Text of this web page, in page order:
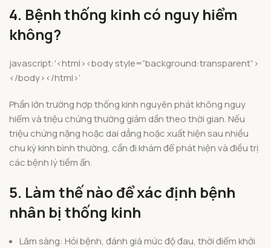
4. Bệnh thống kinh có nguy hiểm
không?
javascript:'<html><body style=”background:transparent”>
</body></html>’
Phần lớn trường hợp thống kinh nguyên phát không nguy
hiểm và triệu chứng thường giảm dần theo thời gian. Nếu
triệu chứng nặng hoặc dai dẳng hoặc xuất hiện sau nhiều
chu kỳ kinh bình thường, cần đi khám để phát hiện và điều trị
các bệnh lý tiềm ẩn.
5. Làm thế nào để xác định bệnh
nhân bị thống kinh
Lâm sàng: Hỏi bệnh, đánh giá mức độ đau, thời điểm khởi